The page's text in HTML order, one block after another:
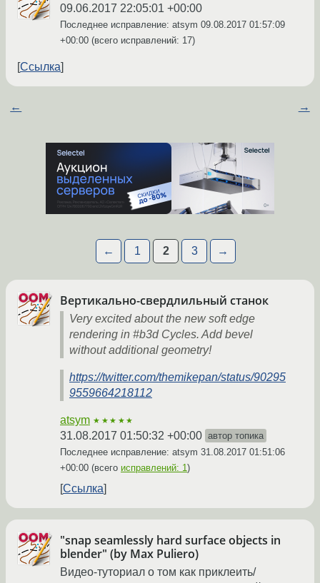
09.06.2017 22:05:01 +00:00
Последнее исправление: atsym 09.08.2017 01:57:09
+00:00 (всего исправлений: 17)
Ссылка
← →
← 1 2 3 →
Вертикально-свердлильный станок
Very excited about the new soft edge
rendering in #b3d Cycles. Add bevel
without additional geometry!
https://twitter.com/themikepan/status/90295
9559664218112
atsym ★★★★★
31.08.2017 01:50:32 +00:00 автор топика
Последнее исправление: atsym 31.08.2017 01:51:06
+00:00 (всего исправлений: 1)
Ссылка
"snap seamlessly hard surface objects in
blender" (by Max Puliero)
Видео-туториал о том как приклеить/